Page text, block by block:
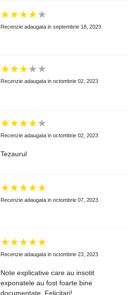
★★★★★
Recenzie adaugata in septembrie 18, 2023
★★★★★
Recenzie adaugata in octombrie 02, 2023
★★★★★
Recenzie adaugata in octombrie 02, 2023
Tezaurul
★★★★★
Recenzie adaugata in octombrie 07, 2023
★★★★★
Recenzie adaugata in octombrie 23, 2023
Note explicative care au insotit
exponatele au fost foarte bine
documentate. Felicitari!